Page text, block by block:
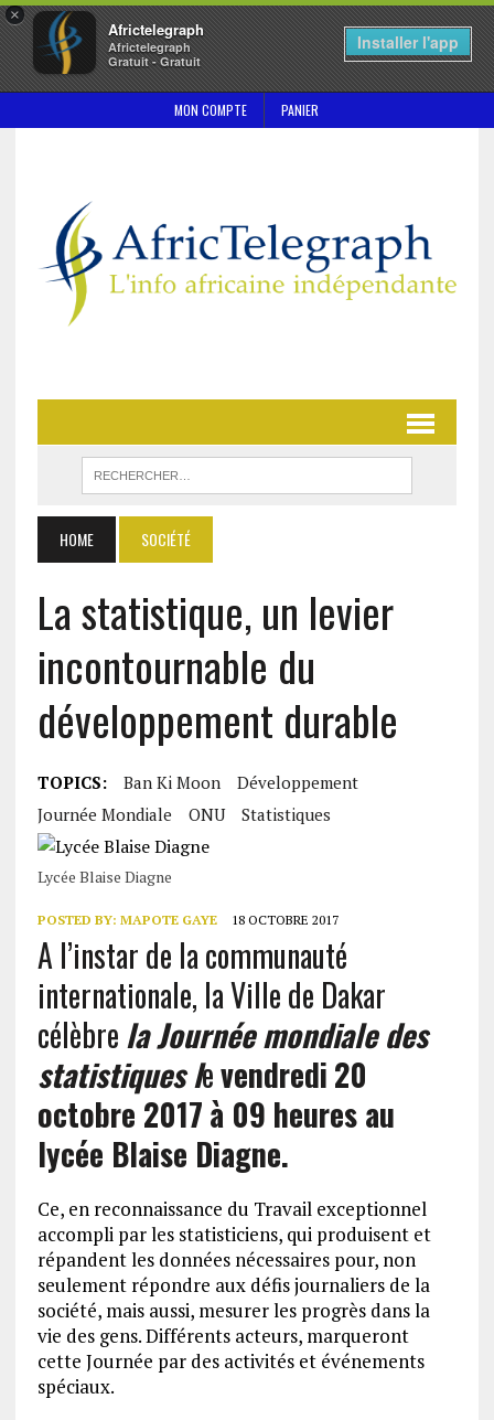
×
Africtelegraph
Africtelegraph
Gratuit - Gratuit
Installer l'app
MON COMPTE PANIER
HOME SOCIÉTÉ
La statistique, un levier
incontournable du
développement durable
TOPICS: Ban Ki Moon
Développement
Journée Mondiale
ONU Statistiques
Lycée Blaise Diagne
POSTED BY: MAPOTE GAYE 18 OCTOBRE 2017
A l’instar de la communauté
internationale, la Ville de Dakar
célèbre la Journée mondiale des
statistiques levendredi20
octobre 2017à 09 heures au
lycée Blaise Diagne.
Ce, en reconnaissance du Travail exceptionnel
accompli par les statisticiens, qui produisent et
répandent les données nécessaires pour, non
seulement répondre aux défis journaliers de la
société, mais aussi, mesurer les progrès dans la
vie des gens. Différents acteurs, marqueront
cette Journée par des activités et événements
spéciaux.